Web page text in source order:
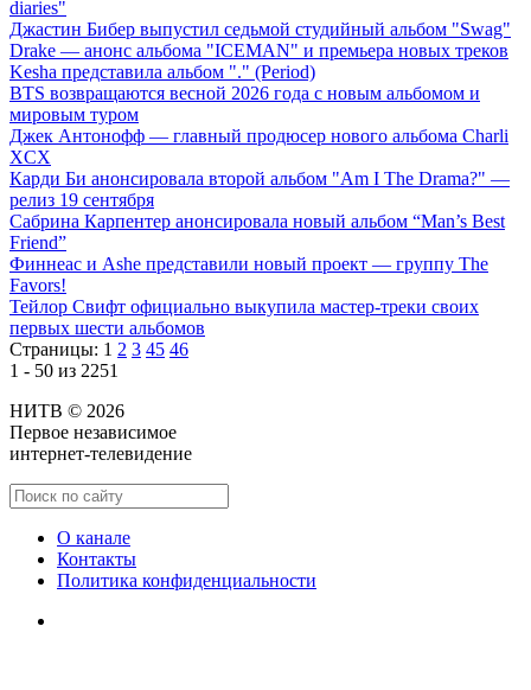
diaries"
Джастин Бибер выпустил седьмой студийный альбом "Swag"
Drake — анонс альбома "ICEMAN" и премьера новых треков
Kesha представила альбом "." (Period)
BTS возвращаются весной 2026 года с новым альбомом и
мировым туром
Джек Антонофф — главный продюсер нового альбома Charli
XCX
Карди Би анонсировала второй альбом "Am I The Drama?" —
релиз 19 сентября
Сабрина Карпентер анонсировала новый альбом “Man’s Best
Friend”
Финнеас и Ashe представили новый проект — группу The
Favors!
Тейлор Свифт официально выкупила мастер-треки своих
первых шести альбомов
Страницы: 1 2 3 45 46
1 - 50 из 2251
НИТВ © 2026
Первое независимое
интернет-телевидение
О канале
Контакты
Политика конфиденциальности